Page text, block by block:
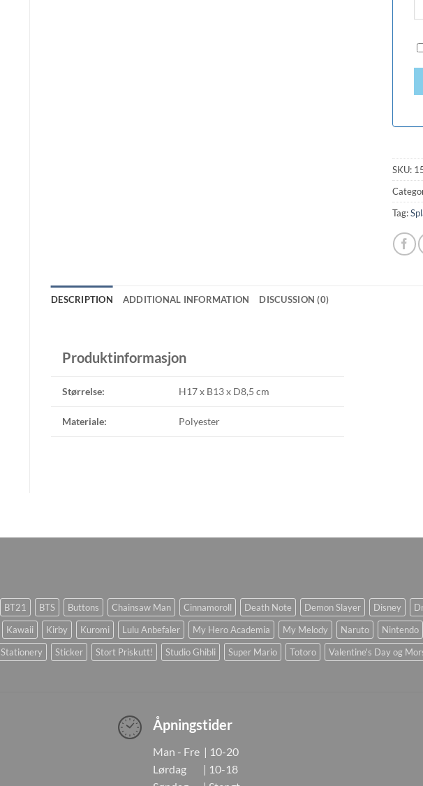
SKU:
Tag:
DESCRIPTION ADDITIONAL INFORMATION DISCUSSION (0)
Produktinformasjon
Størrelse: H17 x B13 x D8,5 cm
Materiale: Polyester
BT21 BTS Buttons Chainsaw Man Cinnamoroll Death Note Demon Slayer Disney
Kawaii Kirby Kuromi Lulu Anbefaler My Hero Academia My Melody Naruto Nintendo
Stationery Sticker Stort Priskutt! Studio Ghibli Super Mario Totoro Valentine's Day og
Åpningstider
Man - Fre | 10-20
Lørdag | 10-18